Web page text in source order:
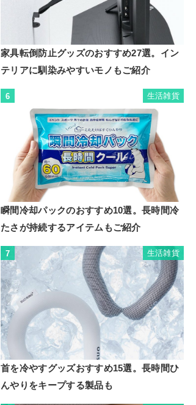
家具転倒防止グッズのおすすめ27選。イン
テリアに馴染みやすいモノもご紹介
6 生活雑貨
瞬間冷却パックのおすすめ10選。長時間冷
たさが持続するアイテムもご紹介
7 生活雑貨
首を冷やすグッズおすすめ15選。長時間ひ
んやりをキープする製品も